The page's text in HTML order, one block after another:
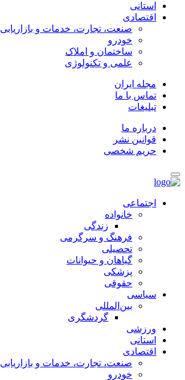
استانی
اقتصادی
صنعت، تجارت، خدمات و بازاریابی
خودرو
ساختمان و املاک
علمی و تکنولوژی
مجله ایران
تماس با ما
تبلیغات
درباره ما
قوانین نشر
حریم شخصی
اجتماعی
خانواده
زندگی
فرهنگ و سرگرمی
تحصیلی
گیاهان و حیوانات
پزشکی
حقوقی
سیاسی
بین‌المللی
گردشگری
ورزشی
استانی
اقتصادی
صنعت، تجارت، خدمات و بازاریابی
خودرو